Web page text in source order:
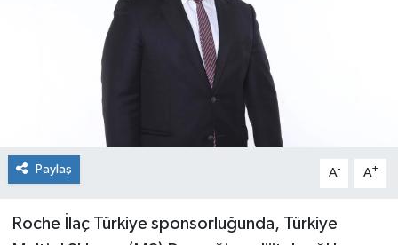
Paylaş A- A+
Roche İlaç Türkiye sponsorluğunda, Türkiye